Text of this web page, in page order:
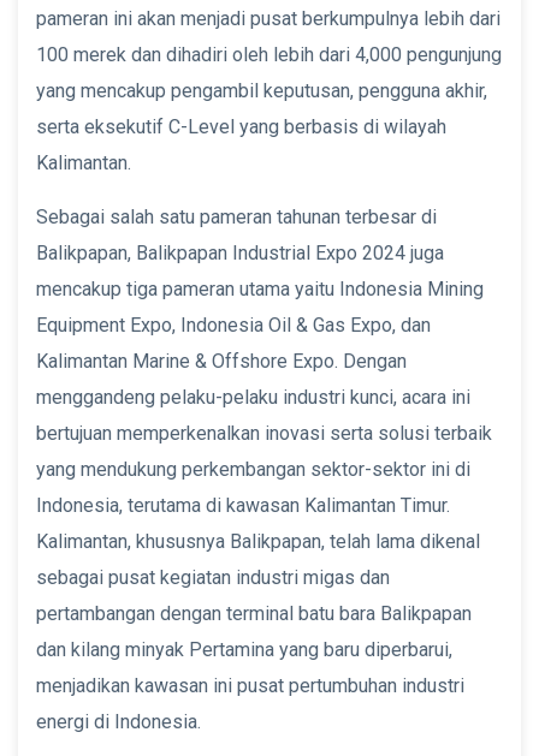
pameran ini akan menjadi pusat berkumpulnya lebih dari
100 merek dan dihadiri oleh lebih dari 4,000 pengunjung
yang mencakup pengambil keputusan, pengguna akhir,
serta eksekutif C-Level yang berbasis di wilayah
Kalimantan.
Sebagai salah satu pameran tahunan terbesar di
Balikpapan, Balikpapan Industrial Expo 2024 juga
mencakup tiga pameran utama yaitu Indonesia Mining
Equipment Expo, Indonesia Oil & Gas Expo, dan
Kalimantan Marine & Offshore Expo. Dengan
menggandeng pelaku-pelaku industri kunci, acara ini
bertujuan memperkenalkan inovasi serta solusi terbaik
yang mendukung perkembangan sektor-sektor ini di
Indonesia, terutama di kawasan Kalimantan Timur.
Kalimantan, khususnya Balikpapan, telah lama dikenal
sebagai pusat kegiatan industri migas dan
pertambangan dengan terminal batu bara Balikpapan
dan kilang minyak Pertamina yang baru diperbarui,
menjadikan kawasan ini pusat pertumbuhan industri
energi di Indonesia.